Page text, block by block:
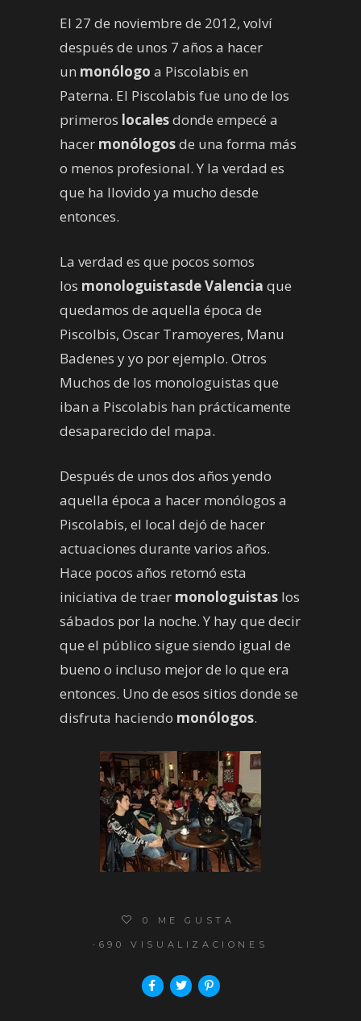
El 27 de noviembre de 2012, volví
después de unos 7 años a hacer
un monólogo a Piscolabis en
Paterna. El Piscolabis fue uno de los
primeros localesdonde empecé a
hacer monólogosde una forma más
o menos profesional. Y la verdad es
que ha llovido ya mucho desde
entonces.
La verdad es que pocos somos
los monologuistasde Valencia que
quedamos de aquella época de
Piscolbis, Oscar Tramoyeres, Manu
Badenes y yo por ejemplo. Otros
Muchos de los monologuistas que
iban a Piscolabis han prácticamente
desaparecido del mapa.
Después de unos dos años yendo
aquella época a hacer monólogos a
Piscolabis, el local dejó de hacer
actuaciones durante varios años.
Hace pocos años retomó esta
iniciativa de traer monologuistas los
sábados por la noche. Y hay que decir
que el público sigue siendo igual de
bueno o incluso mejor de lo que era
entonces. Uno de esos sitios donde se
disfruta haciendo monólogos.
0 ME GUSTA
690 VISUALIZACIONES